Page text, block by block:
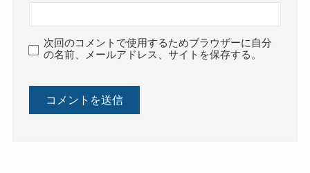
次回のコメントで使用するためブラウザーに自分
の名前、メールアドレス、サイトを保存する。